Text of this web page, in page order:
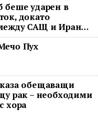
беше ударен в
докато
САЩ и Иран
Пух
обещаващи
рак – необходими
хора